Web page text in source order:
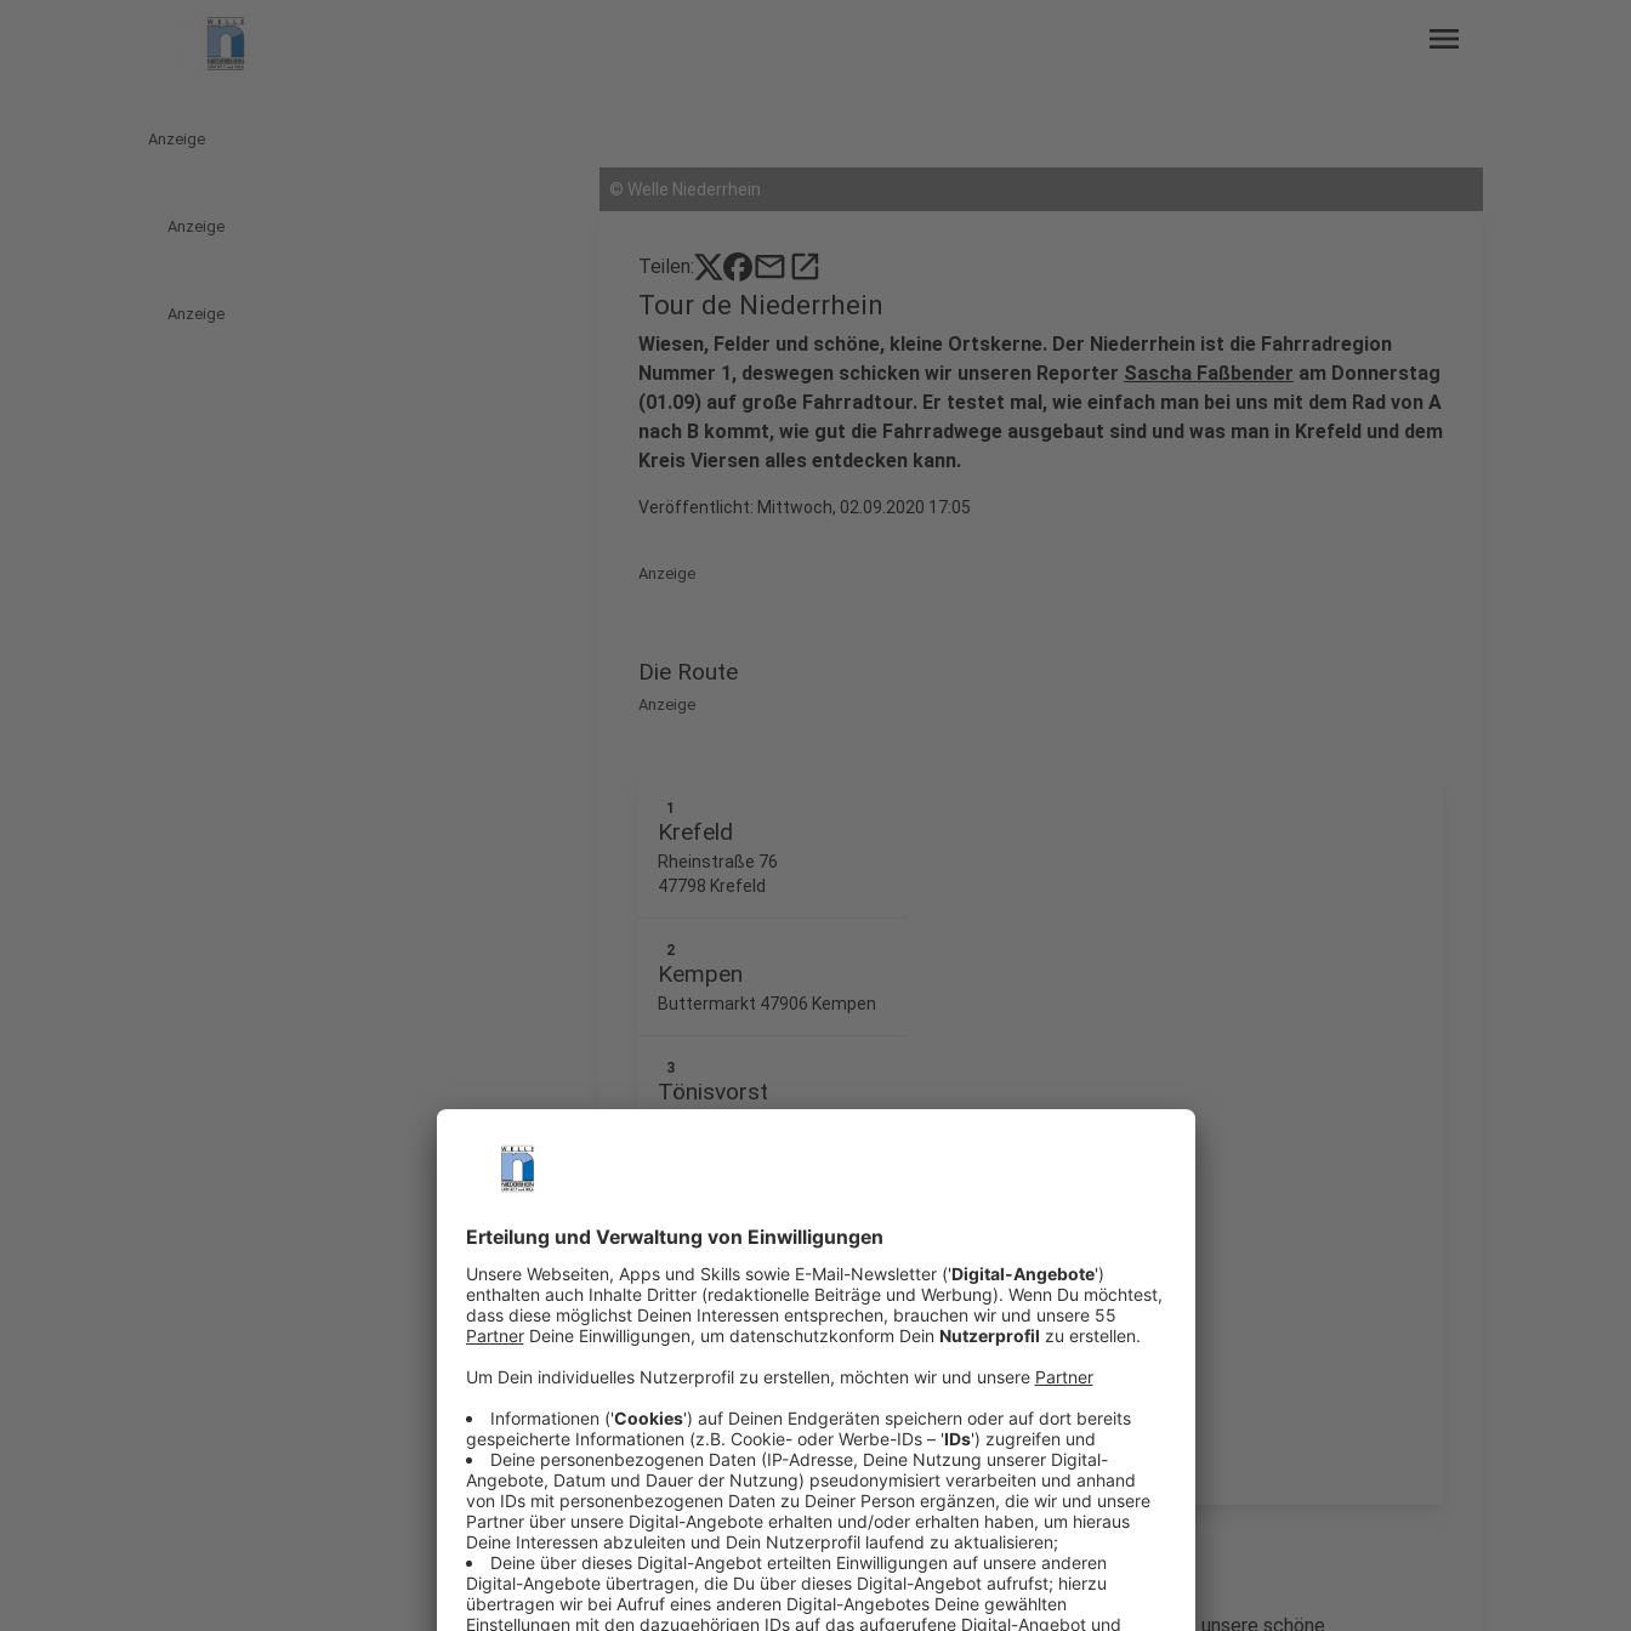
menu
Anzeige
Anzeige
Anzeige
© Welle Niederrhein
Teilen: mailopen_in_new
Tour de Niederrhein
Wiesen, Felder und schöne, kleine Ortskerne. Der Niederrhein ist die Fahrradregion
Nummer 1, deswegen schicken wir unseren Reporter Sascha Faßbender am Donnerstag
(01.09) auf große Fahrradtour. Er testet mal, wie einfach man bei uns mit dem Rad von A
nach B kommt, wie gut die Fahrradwege ausgebaut sind und was man in Krefeld und dem
Kreis Viersen alles entdecken kann.
Veröffentlicht: Mittwoch, 02.09.2020 17:05
Anzeige
Die Route
Anzeige
1
Krefeld
Rheinstraße 76
47798 Krefeld
2
Kempen
Buttermarkt 47906 Kempen
3
Tönisvorst
Viersen
5
Niederkrüchten
6
Brüggen
Brüggen
7
Nettetal
Nettetal
Anzeige
Los geht es in Krefeld an der Welle Niederrhein Redaktion, Ziel ist unsere schöne